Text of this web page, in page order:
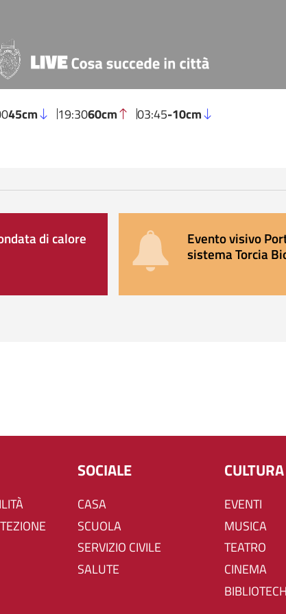
45cm 19:3060cm 03:45-10cm
di calore Evento visivo
sistema Torcia
SOCIALE
CASA
SCUOLA
SERVIZIO CIVILE
SALUTE
CULTURA
EVENTI
MUSICA
TEATRO
CINEMA